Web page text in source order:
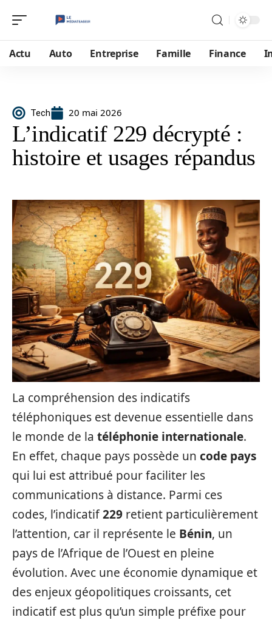
Actu Auto Entreprise Famille Finance
Tech 20 mai 2026
L’indicatif 229 décrypté :
histoire et usages répandus
La compréhension des indicatifs
téléphoniques est devenue essentielle dans
le monde de la téléphonie internationale.
En effet, chaque pays possède un code pays
qui lui est attribué pour faciliter les
communications à distance. Parmi ces
codes, l’indicatif229 retient particulièrement
l’attention, car il représente le Bénin, un
pays de l’Afrique de l’Ouest en pleine
évolution. Avec une économie dynamique et
des enjeux géopolitiques croissants, cet
indicatif est plus qu’un simple préfixe pour